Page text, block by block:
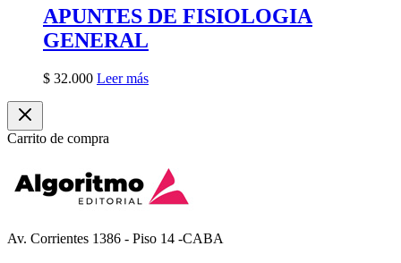
APUNTES DE FISIOLOGIA
GENERAL
$ 32.000 Leer más
Carrito de compra
Av. Corrientes 1386 - Piso 14 -CABA